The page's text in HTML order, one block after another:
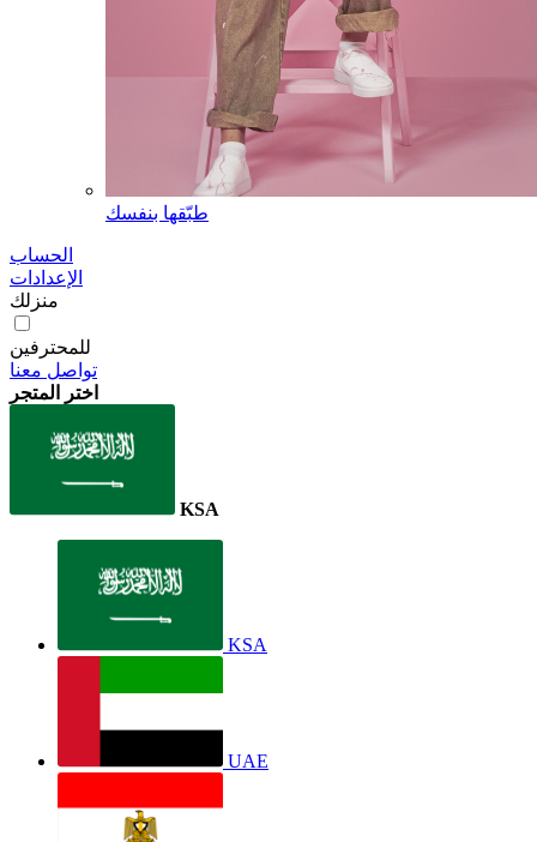
طبّقها بنفسك
الحساب
الإعدادات
منزلك
للمحترفين
تواصل معنا
اختر المتجر
KSA
KSA
UAE